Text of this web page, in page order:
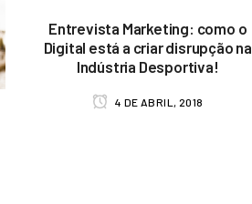
Entrevista Marketing: como o
Digital está a criar disrupção na
Indústria Desportiva!
4 DE ABRIL, 2018